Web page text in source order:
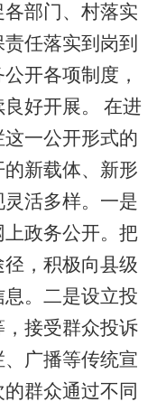
部门、村落实
任落实到岗到
开各项制度，
好开展。
在进
一公开形式的
新载体、新形
活多样。一是
政务公开。把
，积极向县级
。二是设立投
接受群众投诉
广播等传统宣
群众通过不同